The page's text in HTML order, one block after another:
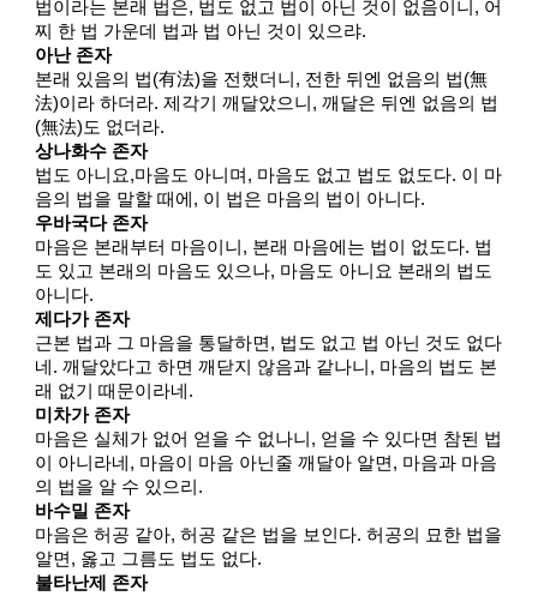
법이라는 본래 법은, 법도 없고 법이 아닌 것이 없음이니, 어
찌 한 법 가운데 법과 법 아닌 것이 있으랴.
아난 존자
본래 있음의 법(有法)을 전했더니, 전한 뒤엔 없음의 법(無
法)이라 하더라. 제각기 깨달았으니, 깨달은 뒤엔 없음의 법
(無法)도 없더라.
상나화수 존자
법도 아니요,마음도 아니며, 마음도 없고 법도 없도다. 이 마
음의 법을 말할 때에, 이 법은 마음의 법이 아니다.
우바국다 존자
마음은 본래부터 마음이니, 본래 마음에는 법이 없도다. 법
도 있고 본래의 마음도 있으나, 마음도 아니요 본래의 법도
아니다.
제다가 존자
근본 법과 그 마음을 통달하면, 법도 없고 법 아닌 것도 없다
네. 깨달았다고 하면 깨닫지 않음과 같나니, 마음의 법도 본
래 없기 때문이라네.
미차가 존자
마음은 실체가 없어 얻을 수 없나니, 얻을 수 있다면 참된 법
이 아니라네, 마음이 마음 아닌줄 깨달아 알면, 마음과 마음
의 법을 알 수 있으리.
바수밀 존자
마음은 허공 같아, 허공 같은 법을 보인다. 허공의 묘한 법을
알면, 옳고 그름도 법도 없다.
불타난제 존자